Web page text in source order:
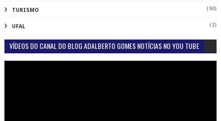
TURISMO (90)
UFAL (2)
VÍDEOS DO CANAL DO BLOG ADALBERTO GOMES NOTÍCIAS NO YOU TUBE